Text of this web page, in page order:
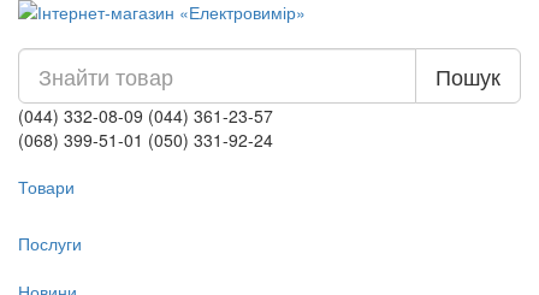
Пошук
(044) 332-08-09 (044) 361-23-57
(068) 399-51-01 (050) 331-92-24
Товари
Послуги